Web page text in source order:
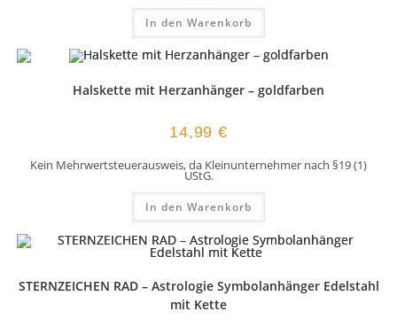
In den Warenkorb
Halskette mit Herzanhänger – goldfarben
14,99€
Kein Mehrwertsteuerausweis, da Kleinunternehmer nach §19 (1)
UStG.
In den Warenkorb
STERNZEICHEN RAD – Astrologie Symbolanhänger Edelstahl
mit Kette